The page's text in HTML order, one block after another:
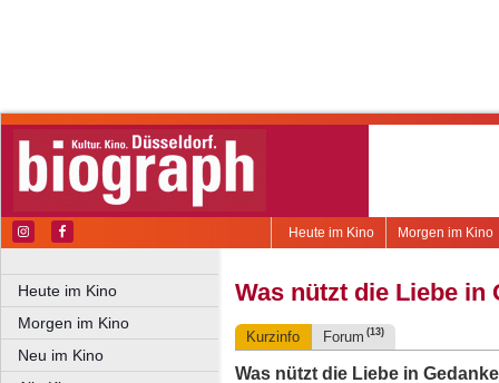
Morgen im Kino
Heute im Kino
Heute im Kino
Morgen im Kino
Neu im Kino
Was nützt die Liebe in
Kurzinfo Forum (13)
Was nützt die Liebe in